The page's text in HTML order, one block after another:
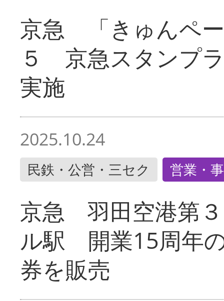
京急 「きゅんペ
５ 京急スタンプ
実施
2025.10.24
民鉄・公営・三セク 営業・
京急 羽田空港第
ル駅 開業15周年
券を販売